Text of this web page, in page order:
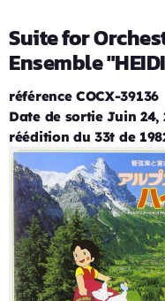
Suite for
Ensemble
référence COCX-39136
Date de sortie Juin 24,
réédition du 33t de